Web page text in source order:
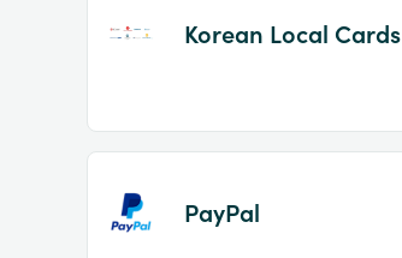
Korean Local Cards
PayPal